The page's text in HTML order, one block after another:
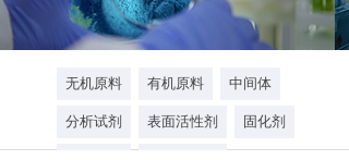
无机原料 有机原料 中间体
分析试剂 表面活性剂 固化剂